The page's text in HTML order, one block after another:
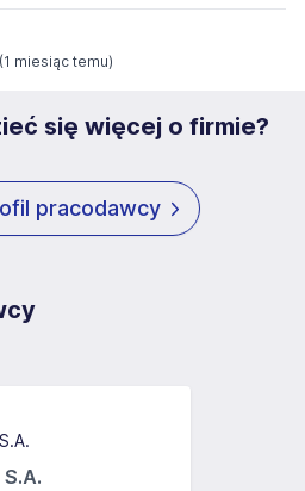
informacyjna.html
i może być w każdym
(1 miesiąc temu)
się więcej o firmie?
pracodawcy